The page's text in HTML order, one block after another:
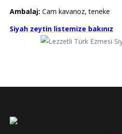
Ambalaj: Cam kavanoz, teneke
Siyah zeytin listemize bakınız